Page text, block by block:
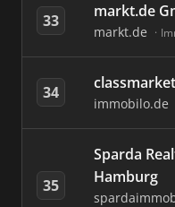
33 markt.de
markt.de
34
immobilo.de
35
Sparda
Hamburg